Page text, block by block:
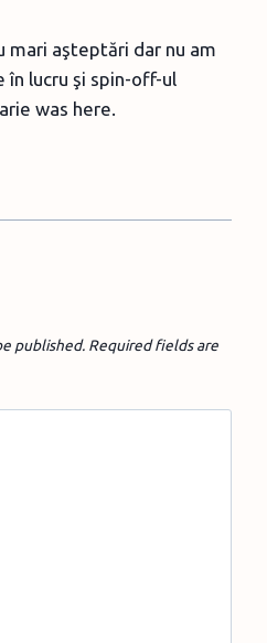
mari aşteptări dar nu am
în lucru şi spin-off-ul
was here.
published. Required fields are